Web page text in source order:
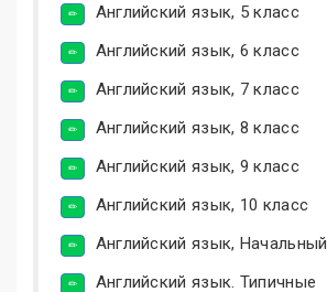
Английский язык, 5 класс
Английский язык, 6 класс
Английский язык, 7 класс
Английский язык, 8 класс
Английский язык, 9 класс
Английский язык, 10 класс
Английский язык,
Английский язык. Типичные